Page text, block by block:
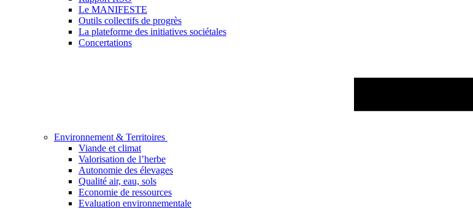
Le MANIFESTE
Outils collectifs de progrès
La plateforme des initiatives sociétales
Concertations
Environnement & Territoires
Viande et climat
Valorisation de l’herbe
Autonomie des élevages
Qualité air, eau, sols
Economie de ressources
Evaluation environnementale